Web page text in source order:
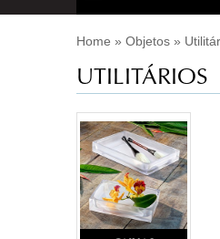
Home » Objetos »
UTILITÁRIOS